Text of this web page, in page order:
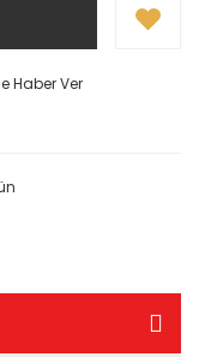
Haber Ver